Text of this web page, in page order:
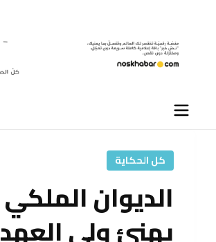
كل الحكاية
الديوان الملكي
يهنئ ولي العهد